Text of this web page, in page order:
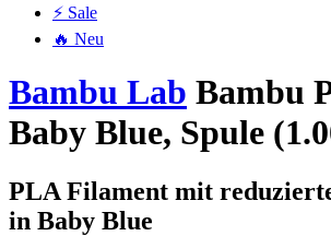
⚡ Sale
🔥 Neu
Bambu Lab Bambu
Baby Blue, Spule
PLA Filament mit
in Baby Blue